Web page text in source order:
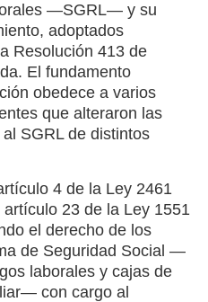
—SGRL— y su
adoptados
Resolución 413 de
El fundamento
obedece a varios
que alteraron las
SGRL de distintos
4 de la Ley 2461
23 de la Ley 1551
el derecho de los
de Seguridad Social —
laborales y cajas de
con cargo al